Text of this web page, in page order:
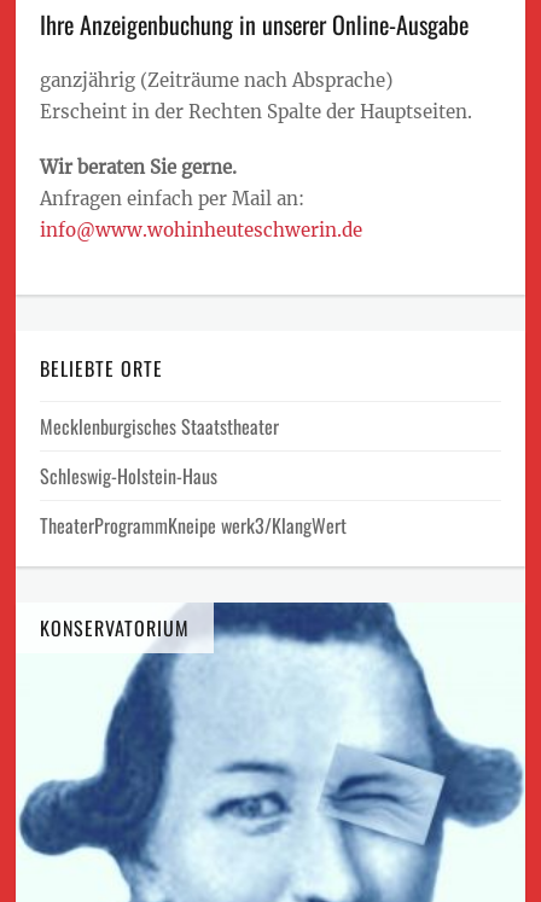
Ihre Anzeigenbuchung in unserer Online-Ausgabe
ganzjährig (Zeiträume nach Absprache)
Erscheint in der Rechten Spalte der Hauptseiten.
Wir beraten Sie gerne.
Anfragen einfach per Mail an:
info@www.wohinheuteschwerin.de
BELIEBTE ORTE
Mecklenburgisches Staatstheater
Schleswig-Holstein-Haus
TheaterProgrammKneipe werk3/KlangWert
KONSERVATORIUM